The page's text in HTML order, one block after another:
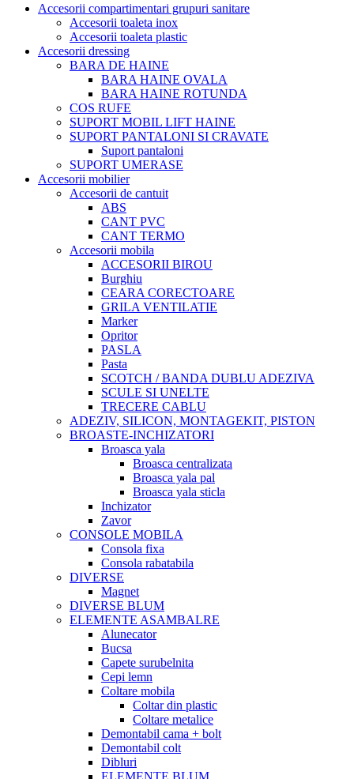
Accesorii compartimentari grupuri sanitare
Accesorii toaleta inox
Accesorii toaleta plastic
Accesorii dressing
BARA DE HAINE
BARA HAINE OVALA
BARA HAINE ROTUNDA
COS RUFE
SUPORT MOBIL LIFT HAINE
SUPORT PANTALONI SI CRAVATE
Suport pantaloni
SUPORT UMERASE
Accesorii mobilier
Accesorii de cantuit
ABS
CANT PVC
CANT TERMO
Accesorii mobila
ACCESORII BIROU
Burghiu
CEARA CORECTOARE
GRILA VENTILATIE
Marker
Opritor
PASLA
Pasta
SCOTCH / BANDA DUBLU ADEZIVA
SCULE SI UNELTE
TRECERE CABLU
ADEZIV, SILICON, MONTAGEKIT, PISTON
BROASTE-INCHIZATORI
Broasca yala
Broasca centralizata
Broasca yala pal
Broasca yala sticla
Inchizator
Zavor
CONSOLE MOBILA
Consola fixa
Consola rabatabila
DIVERSE
Magnet
DIVERSE BLUM
ELEMENTE ASAMBALRE
Alunecator
Bucsa
Capete surubelnita
Cepi lemn
Coltare mobila
Coltar din plastic
Coltare metalice
Demontabil cama + bolt
Demontabil colt
Dibluri
ELEMENTE BLUM